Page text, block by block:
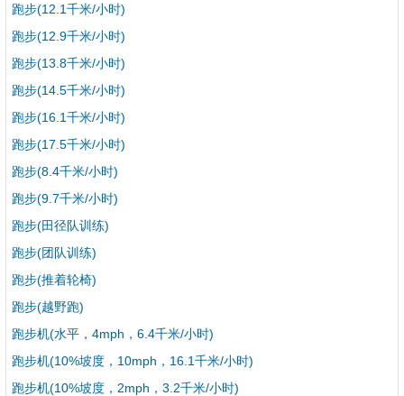
跑步(12.1千米/小时)
跑步(12.9千米/小时)
跑步(13.8千米/小时)
跑步(14.5千米/小时)
跑步(16.1千米/小时)
跑步(17.5千米/小时)
跑步(8.4千米/小时)
跑步(9.7千米/小时)
跑步(田径队训练)
跑步(团队训练)
跑步(推着轮椅)
跑步(越野跑)
跑步机(水平，4mph，6.4千米/小时)
跑步机(10%坡度，10mph，16.1千米/小时)
跑步机(10%坡度，2mph，3.2千米/小时)